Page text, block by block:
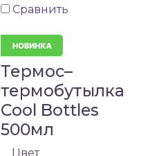
Сравнить
Термос–
термобутылка
Cool Bottles
500мл
Цвет